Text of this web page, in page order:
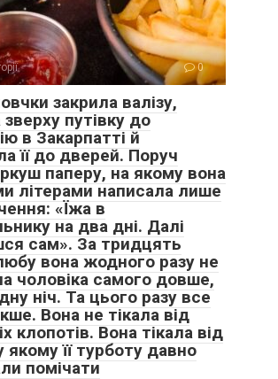
0
закрила валізу,
путівку до
в Закарпатті й
її до дверей. Поруч
паперу, на якому вона
літерами написала лише
«Їжа в
на два дні. Далі
сам». За тридцять
вона жодного разу не
чоловіка самого довше,
ніч. Та цього разу все
Вона не тікала від
клопотів. Вона тікала від
її турботу давно
помічати